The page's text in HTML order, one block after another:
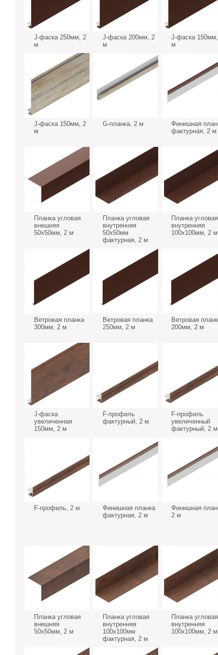
J-фаска 250мм, 2
м
J-фаска 200мм, 2
м
J-фаска
м
J-фаска 150мм, 2
м
G-планка, 2 м
Финишная
фактурная, 2 м
Планка угловая
внешняя
50х50мм, 2 м
Планка угловая
внутренняя
50х50мм
фактурная, 2 м
Планка угловая
внутренняя
100х100мм, 2 м
Ветровая планка
300мм, 2 м
Ветровая планка
250мм, 2 м
Ветровая
200мм, 2 м
J-фаска
увеличенная
150мм, 2 м
F-профиль
фактурный, 2 м
F-профиль
увеличенный
фактурный, 2 м
F-профиль, 2 м
Финишная планка
фактурная, 2 м
Финишная
2 м
Планка угловая
внешняя
50х50мм, 2 м
Планка угловая
внутренняя
100х100мм
фактурная, 2 м
Планка угловая
внутренняя
100х100мм, 2 м